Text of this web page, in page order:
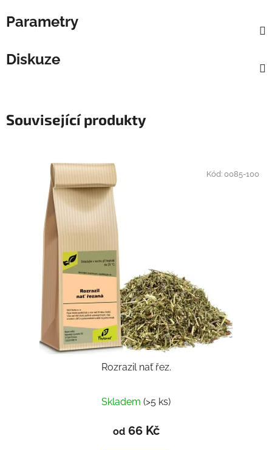
Parametry
Diskuze
Související produkty
Rozrazil nať řez.
hodnocení
produktu
Skladem (>5 ks)
od66 Kč
Kód:0085-100